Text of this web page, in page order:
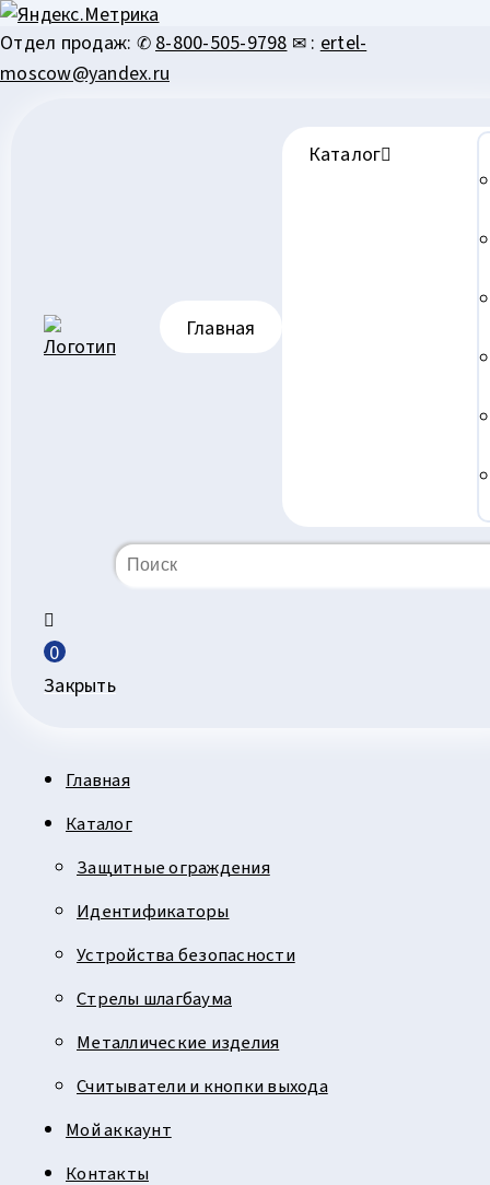
Перейти
к
содержимому
Отдел продаж: ✆ 8-800-505-9798 ✉ : ertel-
moscow@yandex.ru
Главная
Каталог
0
Закрыть
Главная
Каталог
Защитные ограждения
Идентификаторы
Устройства безопасности
Стрелы шлагбаума
Металлические изделия
Считыватели и кнопки выхода
Мой аккаунт
Контакты